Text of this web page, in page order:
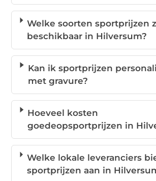
Welke soorten sportprijzen
beschikbaar in Hilversum?
Kan ik sportprijzen
met gravure?
Hoeveel kosten
goedeopsportprijzen in
Welke lokale leveranciers
sportprijzen aan in